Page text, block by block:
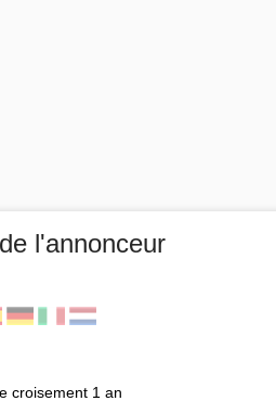
l'annonceur
croisement 1 an